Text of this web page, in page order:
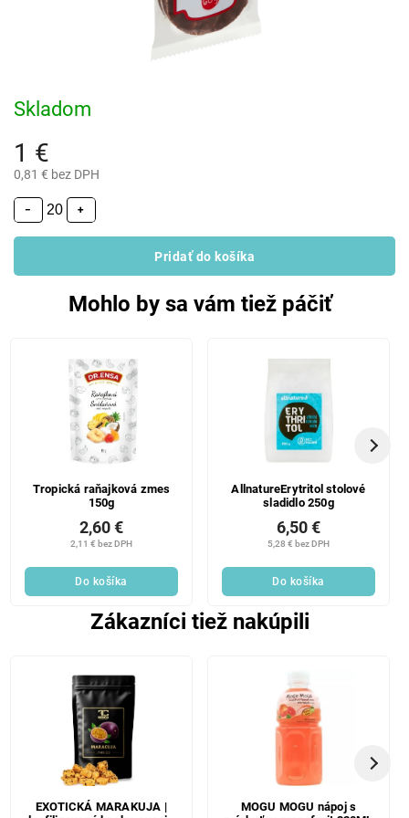
1 €
0,81 € bez DPH
Skladom
+
−
Pridať do košíka
Mohlo by sa vám tiež páčiť
Tropická raňajková zmes
150g
2,11 € bez DPH
2,60 €
Do košíka
AllnatureErytritol stolové
sladidlo 250g
5,28 € bez DPH
6,50 €
Do košíka
Zákazníci tiež nakúpili
EXOTICKÁ MARAKUJA |
MOGU MOGU nápoj s